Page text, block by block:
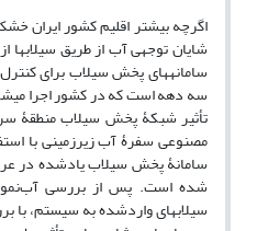
اگرچه بیشتر اقلیم کشور ایران
شایان توجهی آب از طریق سیلاب‏ها
سامانه‏های پخش سیلاب برای
سه دهه است که در کشور اجرا
تأثیر شبکۀ پخش سیلاب منطقۀ
مصنوعی سفرۀ آب زیرزمینی با
شده است. پس از بررسی
سیلاب‏های واردشده به سیستم،